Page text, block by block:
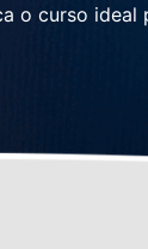
o curso ideal